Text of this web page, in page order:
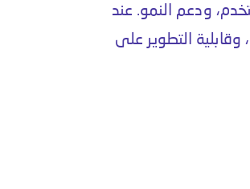
ودعم النمو. عند
وقابلية التطوير على